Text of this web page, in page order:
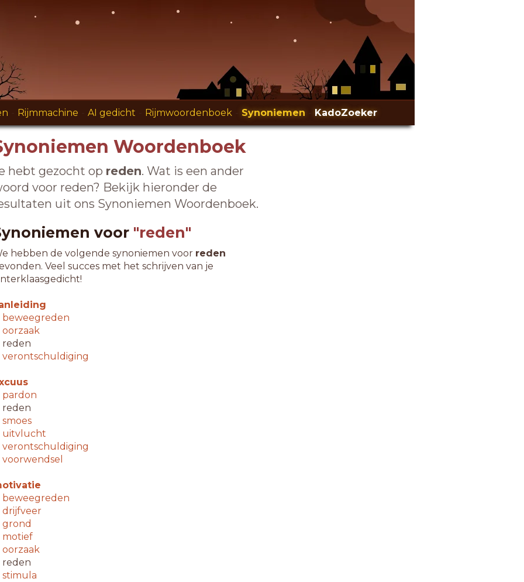
Rijmmachine AI gedicht Rijmwoordenboek Synoniemen KadoZoeker
Woordenboek
hebt gezocht op reden. Wat is een ander
voor reden? Bekijk hieronder de
uit ons Synoniemen Woordenboek.
voor "reden"
hebben de volgende synoniemen voor reden
Veel succes met het schrijven van je
beweegreden
oorzaak
reden
verontschuldiging
pardon
reden
smoes
uitvlucht
verontschuldiging
voorwendsel
beweegreden
drijfveer
grond
motief
oorzaak
reden
stimula